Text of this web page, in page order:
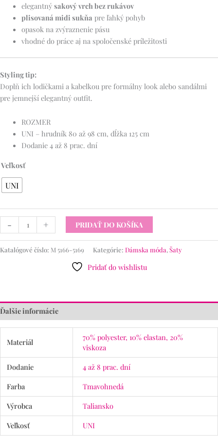
elegantný sakový vrch bez rukávov
plisovaná midi sukňa pre ľahký pohyb
opasok na zvýraznenie pásu
vhodné do práce aj na spoločenské príležitosti
Styling tip:
Doplň ich lodičkami a kabelkou pre formálny look alebo sandálmi
pre jemnejší elegantný outfit.
ROZMER
UNI – hrudník 80 až 98 cm, dĺžka 125 cm
Dodanie 4 až 8 prac. dní
Veľkosť
UNI
- + PRIDAŤ DO KOŠÍKA
Katalógové číslo: M 5166-5169 Kategórie: Dámska móda,Šaty
Pridať do wishlistu
Ďalšie informácie
Materiál
70% polyester, 10% elastan, 20%
viskoza
Dodanie
4 až 8 prac. dní
Farba
Tmavohnedá
Výrobca
Taliansko
Veľkosť
UNI